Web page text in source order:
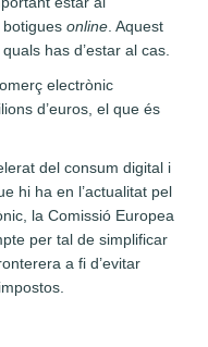
g
n
online . Aquest
has d’estar al cas.
electrònic
d’euros, el que és
del consum digital i
hi ha en l’actualitat pel
la Comissió Europea
per tal de simplificar
a fi d’evitar